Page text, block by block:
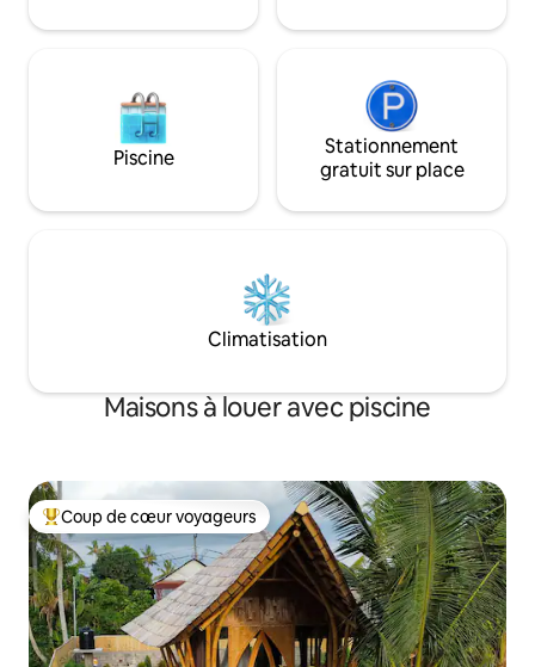
sanctuaire privé au cœur de la jungle.
Piscine
Stationnement
gratuit sur place
Climatisation
Maisons à louer avec piscine
Coup de cœur voyageurs parmi les plus aimés
Coup de cœur voyageurs